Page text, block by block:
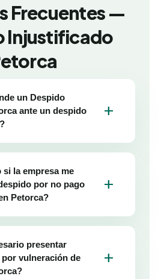
Frecuentes —
Injustificado
un Despido
ante un despido
add
la empresa me
por no pago
Petorca?
add
presentar
vulneración de
add